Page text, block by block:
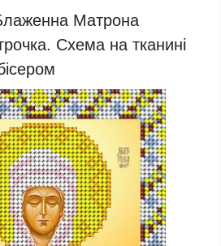
Матрона
Схема на тканині